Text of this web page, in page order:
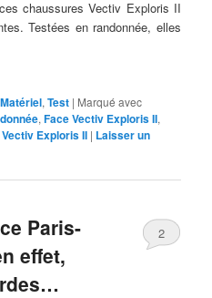
chaussures Vectiv Exploris II
Testées en randonnée, elles
Matériel,Test | Marqué avec
,Face Vectiv Exploris II,
Exploris II | Laisser un
Paris-
effet,
2